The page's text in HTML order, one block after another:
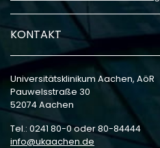
KONTAKT
Universitätsklinikum Aachen, AöR
Pauwelsstraße 30
52074 Aachen
Tel.: 0241 80-0 oder 80-84444
info
ukaachen de